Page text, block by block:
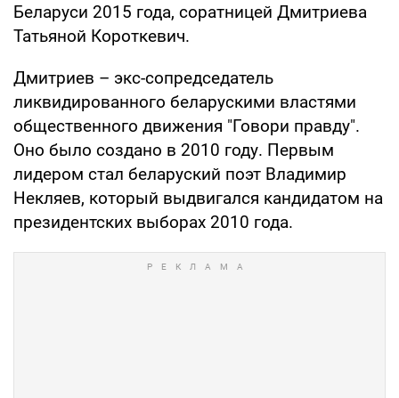
Беларуси 2015 года, соратницей Дмитриева
Татьяной Короткевич.
Дмитриев – экс-сопредседатель
ликвидированного беларускими властями
общественного движения "Говори правду".
Оно было создано в 2010 году. Первым
лидером стал беларуский поэт Владимир
Некляев, который выдвигался кандидатом на
президентских выборах 2010 года.